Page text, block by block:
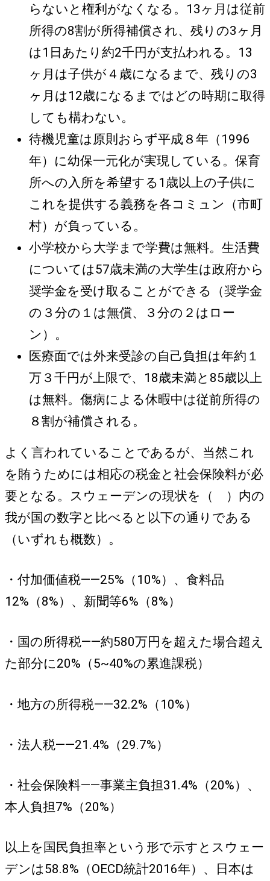
らないと権利がなくなる。13ヶ月は従前
所得の8割が所得補償され、残りの3ヶ月
は1日あたり約2千円が支払われる。13
ヶ月は子供が４歳になるまで、残りの3
ヶ月は12歳になるまではどの時期に取得
しても構わない。
待機児童は原則おらず平成８年（1996
年）に幼保一元化が実現している。保育
所への入所を希望する1歳以上の子供に
これを提供する義務を各コミュン（市町
村）が負っている。
小学校から大学まで学費は無料。生活費
については57歳未満の大学生は政府から
奨学金を受け取ることができる（奨学金
の３分の１は無償、３分の２はロー
ン）。
医療面では外来受診の自己負担は年約１
万３千円が上限で、18歳未満と85歳以上
は無料。傷病による休暇中は従前所得の
８割が補償される。
よく言われていることであるが、当然これ
を賄うためには相応の税金と社会保険料が必
要となる。スウェーデンの現状を（ ）内の
我が国の数字と比べると以下の通りである
（いずれも概数）。
・付加価値税――25%（10%）、食料品
12%（8%）、新聞等6%（8%）
・国の所得税――約580万円を超えた場合超え
た部分に20%（5~40%の累進課税）
・地方の所得税――32.2%（10%）
・法人税――21.4%（29.7%）
・社会保険料――事業主負担31.4%（20%）、
本人負担7%（20%）
以上を国民負担率という形で示すとスウェー
デンは58.8%（OECD統計2016年）、日本は